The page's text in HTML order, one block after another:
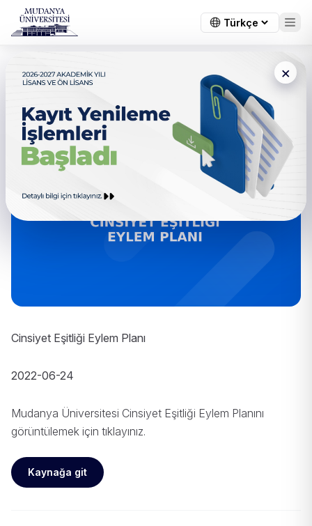
×
← Tüm duyurular
Cinsiyet Eşitliği Eylem Planı
Cinsiyet Eşitliği Eylem Planı
2022-06-24
Mudanya Üniversitesi Cinsiyet Eşitliği Eylem Planını
görüntülemek için tıklayınız.
Kaynağa git